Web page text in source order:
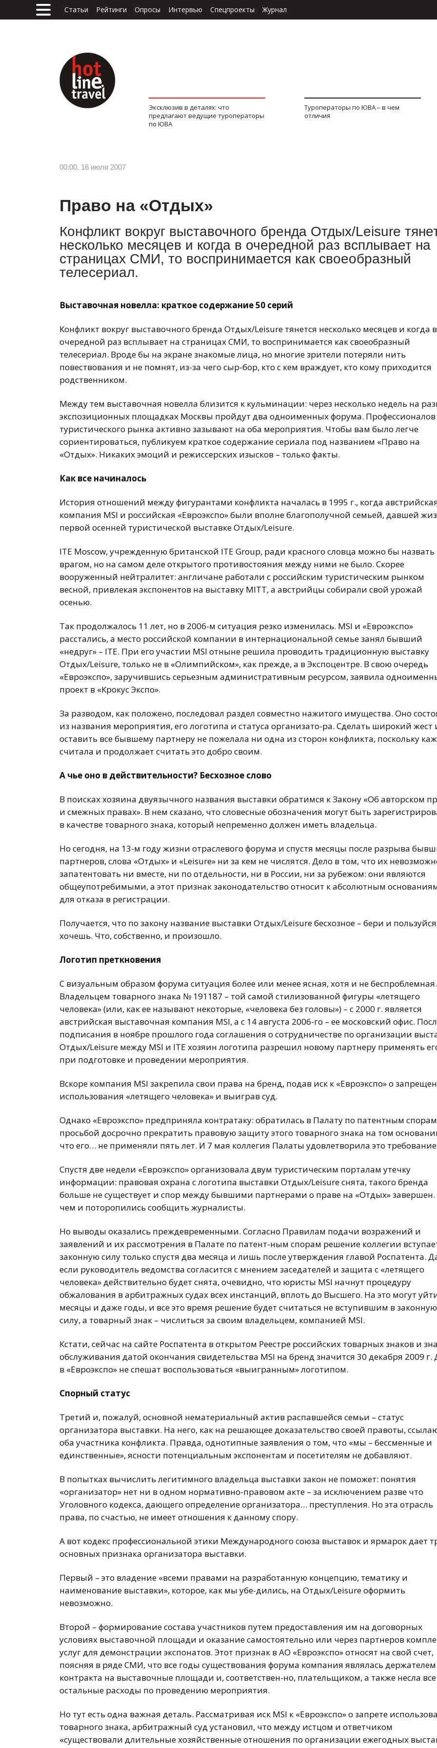
Статьи Рейтинги Опросы Интервью Спецпроекты Журнал
Эксклюзив в деталях: что
предлагают ведущие туроператоры
по ЮВА
Туроператоры по ЮВА – в чем
отличия
00:00, 16 июля 2007
Право на «Отдых»
Конфликт вокруг выставочного бренда Отдых/Leisure
несколько месяцев и когда в очередной раз всплывает на
страницах СМИ, то воспринимается как своеобразный
телесериал.
Выставочная новелла: краткое содержание 50 серий
Конфликт вокруг выставочного бренда Отдых/Leisure тянется несколько месяцев и когда в
очередной раз всплывает на страницах СМИ, то воспринимается как своеобразный
телесериал. Вроде бы на экране знакомые лица, но многие зрители потеряли нить
повествования и не помнят, из-за чего сыр-бор, кто с кем враждует, кто кому приходится
родственником.
Между тем выставочная новелла близится к кульминации: через несколько недель на
экспозиционных площадках Москвы пройдут два одноименных форума. Профессионалов
туристического рынка активно зазывают на оба мероприятия. Чтобы вам было легче
сориентироваться, публикуем краткое содержание сериала под названием «Право на
«Отдых». Никаких эмоций и режиссерских изысков – только факты.
Как все начиналось
История отношений между фигурантами конфликта началась в 1995 г., когда
компания MSI и российская «Евроэкспо» были вполне благополучной семьей, давшей
первой осенней туристической выставке Отдых/Leisure.
ITE Mosсow, учрежденную британской ITE Group, ради красного словца можно бы назвать
врагом, но на самом деле открытого противостояния между ними не было. Скорее
вооруженный нейтралитет: англичане работали с российским туристическим рынком
весной, привлекая экспонентов на выставку MITT, а австрийцы собирали свой урожай
осенью.
Так продолжалось 11 лет, но в 2006-м ситуация резко изменилась. MSI и «Евроэкспо»
расстались, а место российской компании в интернациональной семье занял бывший
«недруг» – ITE. При его участии MSI отныне решила проводить традиционную выставку
Отдых/Leisure, только не в «Олимпийском», как прежде, а в Экспоцентре. В свою очередь
«Евроэкспо», заручившись серьезным административным ресурсом, заявила
проект в «Крокус Экспо».
За разводом, как положено, последовал раздел совместно нажитого имущества. Оно
из названия мероприятия, его логотипа и статуса организато-ра. Сделать широкий жест
оставить все бывшему партнеру не пожелала ни одна из сторон конфликта, поскольку
считала и продолжает считать это добро своим.
А чье оно в действительности? Бесхозное слово
В поисках хозяина двуязычного названия выставки обратимся к Закону «Об авторском
и смежных правах». В нем сказано, что словесные обозначения могут быть
в качестве товарного знака, который непременно должен иметь владельца.
Но сегодня, на 13-м году жизни отраслевого форума и спустя месяцы после разрыва
партнеров, слова «Отдых» и «Leisure» ни за кем не числятся. Дело в том, что их
запатентовать ни вместе, ни по отдельности, ни в России, ни за рубежом: они являются
общеупотребимыми, а этот признак законодательство относит к абсолютным
для отказа в регистрации.
Получается, что по закону название выставки Отдых/Leisure бесхозное – бери и
хочешь. Что, собственно, и произошло.
Логотип преткновения
С визуальным образом форума ситуация более или менее ясная, хотя и не беспроблемная.
Владельцем товарного знака № 191187 – той самой стилизованной фигуры «летящего
человека» (или, как ее называют некоторые, «человека без головы») – с 2000 г. является
австрийская выставочная компания MSI, а с 14 августа 2006-го – ее московский офис.
подписания в ноябре прошлого года соглашения о сотрудничестве по организации
Отдых/Leisure между MSI и ITE хозяин логотипа разрешил новому партнеру применять
при подготовке и проведении мероприятия.
Вскоре компания MSI закрепила свои права на бренд, подав иск к «Евроэкспо» о
использования «летящего человека» и выиграв суд.
Однако «Евроэкспо» предприняла контратаку: обратилась в Палату по патентным
просьбой досрочно прекратить правовую защиту этого товарного знака на том
что его… не применяли пять лет. И 7 мая коллегия Палаты удовлетворила это
Спустя две недели «Евроэкспо» организовала двум туристическим порталам утечку
информации: правовая охрана с логотипа выставки Отдых/Leisure снята, такого бренда
больше не существует и спор между бывшими партнерами о праве на «Отдых»
чем и поторопились сообщить журналисты.
Но выводы оказались преждевременными. Согласно Правилам подачи возражений и
заявлений и их рассмотрения в Палате по патент-ным спорам решение коллегии
законную силу только спустя два месяца и лишь после утверждения главой Роспатента.
если руководитель ведомства согласится с мнением заседателей и защита с «летящего
человека» действительно будет снята, очевидно, что юристы MSI начнут процедуру
обжалования в арбитражных судах всех инстанций, вплоть до Высшего. На это могут
месяцы и даже годы, и все это время решение будет считаться не вступившим в законную
силу, а товарный знак – числиться за своим владельцем, компанией MSI.
Кстати, сейчас на сайте Роспатента в открытом Реестре российских товарных знаков и
обслуживания датой окончания свидетельства MSI на бренд значится 30 декабря 2009 г.
в «Евроэкспо» не спешат воспользоваться «выигранным» логотипом.
Спорный статус
Третий и, пожалуй, основной нематериальный актив распавшейся семьи – статус
организатора выставки. На него, как на решающее доказательство своей правоты,
оба участника конфликта. Правда, однотипные заявления о том, что «мы – бессменные и
единственные», ясности потенциальным экспонентам и посетителям не добавляют.
В попытках вычислить легитимного владельца выставки закон не поможет: понятия
«организатор» нет ни в одном нормативно-правовом акте – за исключением разве что
Уголовного кодекса, дающего определение организатора… преступления. Но эта отрасль
права, по счастью, не имеет отношения к данному спору.
А вот кодекс профессиональной этики Международного союза выставок и ярмарок дает
основных признака организатора выставки.
Первый – это владение «всеми правами на разработанную концепцию, тематику и
наименование выставки», которое, как мы убе-дились, на Отдых/Leisure оформить
невозможно.
Второй – формирование состава участников путем предоставления им на договорных
условиях выставочной площади и оказание самостоятельно или через партнеров
услуг для демонстрации экспонатов. Этот признак в АО «Евроэкспо» относят на свой счет,
поясняя в ряде СМИ, что все годы существования форума компания являлась держателем
контракта на выставочные площади и, соответствен-но, плательщиком, а также несла все
остальные расходы по проведению мероприятия.
Но тут есть одна важная деталь. Рассматривая иск MSI к «Евроэкспо» о запрете
товарного знака, арбитражный суд установил, что между истцом и ответчиком
«существовали длительные хозяйственные отношения по организации ежегодных